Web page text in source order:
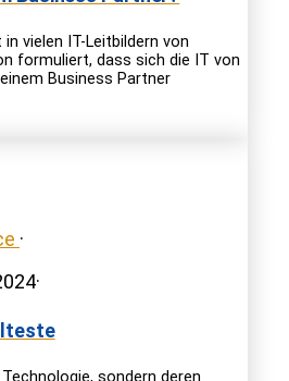
vielen IT-Leitbildern von
formuliert, dass sich die IT von
Business Partner
·
·
sondern deren